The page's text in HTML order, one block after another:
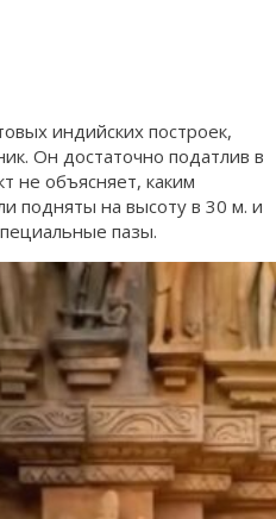
индийских построек,
Он достаточно податлив в
не объясняет, каким
подняты на высоту в 30 м. и
пазы.